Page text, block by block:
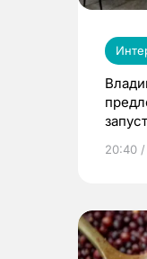
20:40